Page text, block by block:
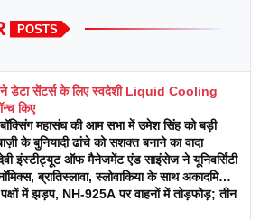
POSTS
डेटा सेंटर्स के लिए स्वदेशी Liquid Cooling
किए
बॉक्सिंग महासंघ की आम सभा में उमेश सिंह को बड़ी
के बुनियादी ढांचे को सशक्त बनाने का वादा
इंस्टीट्यूट ऑफ मैनेजमेंट एंड साइंसेज ने यूनिवर्सिटी
ब्रातिस्लावा, स्लोवाकिया के साथ अकादमिक
रणनीतियों पर एक दिवसीय कार्यशाला का
पक्षों में झड़प, NH-925A पर वाहनों में तोड़फोड़; तीन